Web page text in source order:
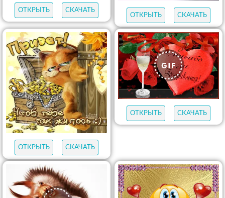
ОТКРЫТЬ СКАЧАТЬ
ОТКРЫТЬ СКАЧАТЬ
ОТКРЫТЬ СКАЧАТЬ
ОТКРЫТЬ СКАЧАТЬ